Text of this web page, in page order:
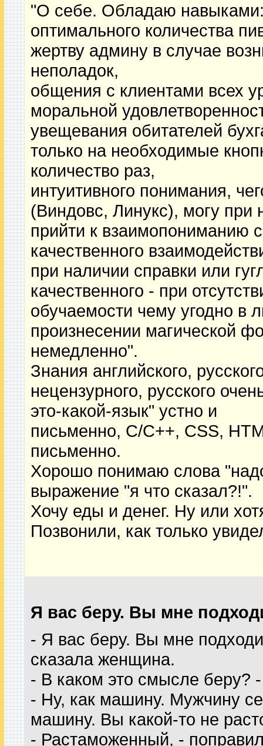
"О себе. Обладаю навыками:
оптимального количества
жертву админу в случае
неполадок,
общения с клиентами всех
моральной
увещевания обитателей
только на необходимые
количество раз,
интуитивного понимания,
(Виндовс, Линукс), могу при
прийти к взаимопониманию
качественного
при наличии справки или
качественного - при
обучаемости чему угодно в
произнесении магической
немедленно".
Знания английского,
нецензурного, русского
это-какой-язык" устно и
письменно, C/С++, CSS,
письменно.
Хорошо понимаю слова
выражение "я что сказал?!".
Хочу еды и денег. Ну или
Позвонили, как только
Я вас беру. Вы мне
- Я вас беру. Вы мне
сказала женщина.
- В каком это смысле беру?
- Ну, как машину. Мужчину
машину. Вы какой-то не
- Растаможенный, -